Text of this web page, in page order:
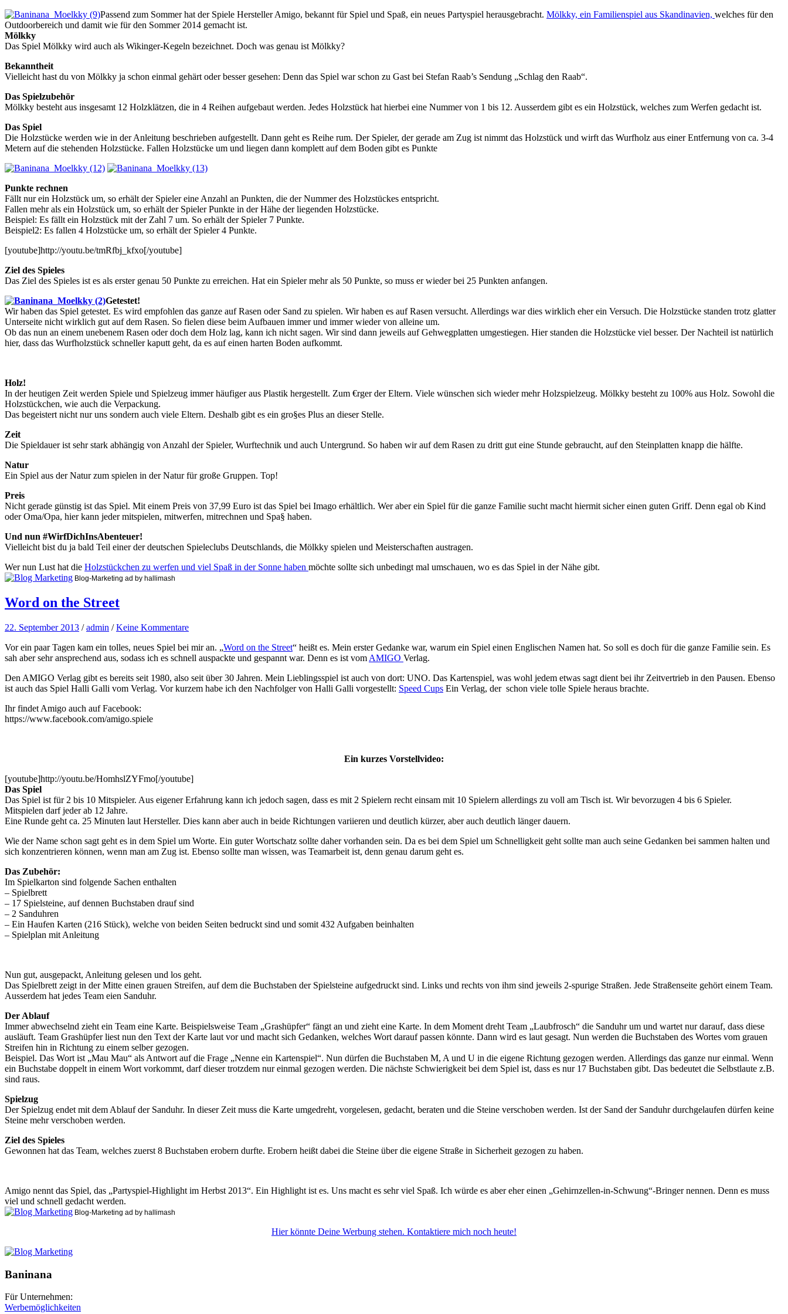
Passend zum Sommer hat der Spiele Hersteller Amigo, bekannt für Spiel und Spaß, ein neues Partyspiel herausgebracht. Mölkky, ein Familienspiel aus Skandinavien, welches für den
Outdoorbereich und damit wie für den Sommer 2014 gemacht ist.
Mölkky
Das Spiel Mölkky wird auch als Wikinger-Kegeln bezeichnet. Doch was genau ist Mölkky?
Bekanntheit
Vielleicht hast du von Mölkky ja schon einmal gehärt oder besser gesehen: Denn das Spiel war schon zu Gast bei Stefan Raab’s Sendung „Schlag den Raab“.
Das Spielzubehör
Mölkky besteht aus insgesamt 12 Holzklätzen, die in 4 Reihen aufgebaut werden. Jedes Holzstück hat hierbei eine Nummer von 1 bis 12. Ausserdem gibt es ein Holzstück, welches zum Werfen gedacht ist.
Das Spiel
Die Holzstücke werden wie in der Anleitung beschrieben aufgestellt. Dann geht es Reihe rum. Der Spieler, der gerade am Zug ist nimmt das Holzstück und wirft das Wurfholz aus einer Entfernung von ca. 3-4
Metern auf die stehenden Holzstücke. Fallen Holzstücke um und liegen dann komplett auf dem Boden gibt es Punkte
Punkte rechnen
Fällt nur ein Holzstück um, so erhält der Spieler eine Anzahl an Punkten, die der Nummer des Holzstückes entspricht.
Fallen mehr als ein Holzstück um, so erhält der Spieler Punkte in der Hähe der liegenden Holzstücke.
Beispiel: Es fällt ein Holzstück mit der Zahl 7 um. So erhält der Spieler 7 Punkte.
Beispiel2: Es fallen 4 Holzstücke um, so erhält der Spieler 4 Punkte.
[youtube]http://youtu.be/tmRfbj_kfxo[/youtube]
Ziel des Spieles
Das Ziel des Spieles ist es als erster genau 50 Punkte zu erreichen. Hat ein Spieler mehr als 50 Punkte, so muss er wieder bei 25 Punkten anfangen.
Getestet!
Wir haben das Spiel getestet. Es wird empfohlen das ganze auf Rasen oder Sand zu spielen. Wir haben es auf Rasen versucht. Allerdings war dies wirklich eher ein Versuch. Die Holzstücke standen trotz glatter
Unterseite nicht wirklich gut auf dem Rasen. So fielen diese beim Aufbauen immer und immer wieder von alleine um.
Ob das nun an einem unebenem Rasen oder doch dem Holz lag, kann ich nicht sagen. Wir sind dann jeweils auf Gehwegplatten umgestiegen. Hier standen die Holzstücke viel besser. Der Nachteil ist natürlich
hier, dass das Wurfholzstück schneller kaputt geht, da es auf einen harten Boden aufkommt.
Holz!
In der heutigen Zeit werden Spiele und Spielzeug immer häufiger aus Plastik hergestellt. Zum €rger der Eltern. Viele wünschen sich wieder mehr Holzspielzeug. Mölkky besteht zu 100% aus Holz. Sowohl die
Holzstückchen, wie auch die Verpackung.
Das begeistert nicht nur uns sondern auch viele Eltern. Deshalb gibt es ein gro§es Plus an dieser Stelle.
Zeit
Die Spieldauer ist sehr stark abhängig von Anzahl der Spieler, Wurftechnik und auch Untergrund. So haben wir auf dem Rasen zu dritt gut eine Stunde gebraucht, auf den Steinplatten knapp die hälfte.
Natur
Ein Spiel aus der Natur zum spielen in der Natur für große Gruppen. Top!
Preis
Nicht gerade günstig ist das Spiel. Mit einem Preis von 37,99 Euro ist das Spiel bei Imago erhältlich. Wer aber ein Spiel für die ganze Familie sucht macht hiermit sicher einen guten Griff. Denn egal ob Kind
oder Oma/Opa, hier kann jeder mitspielen, mitwerfen, mitrechnen und Spa§ haben.
Und nun #WirfDichInsAbenteuer!
Vielleicht bist du ja bald Teil einer der deutschen Spieleclubs Deutschlands, die Mölkky spielen und Meisterschaften austragen.
Wer nun Lust hat die Holzstückchen zu werfen und viel Spaß in der Sonne haben möchte sollte sich unbedingt mal umschauen, wo es das Spiel in der Nähe gibt.
Blog-Marketing ad by hallimash
Word on the Street
22. September 2013 /admin /Keine Kommentare
Vor ein paar Tagen kam ein tolles, neues Spiel bei mir an. „Word on the Street“ heißt es. Mein erster Gedanke war, warum ein Spiel einen Englischen Namen hat. So soll es doch für die ganze Familie sein. Es
sah aber sehr ansprechend aus, sodass ich es schnell auspackte und gespannt war. Denn es ist vom AMIGO Verlag.
Den AMIGO Verlag gibt es bereits seit 1980, also seit über 30 Jahren. Mein Lieblingsspiel ist auch von dort: UNO. Das Kartenspiel, was wohl jedem etwas sagt dient bei ihr Zeitvertrieb in den Pausen. Ebenso
ist auch das Spiel Halli Galli vom Verlag. Vor kurzem habe ich den Nachfolger von Halli Galli vorgestellt: Speed Cups Ein Verlag, der schon viele tolle Spiele heraus brachte.
Ihr findet Amigo auch auf Facebook:
https://www.facebook.com/amigo.spiele
Ein kurzes Vorstellvideo:
[youtube]http://youtu.be/HomhslZYFmo[/youtube]
Das Spiel
Das Spiel ist für 2 bis 10 Mitspieler. Aus eigener Erfahrung kann ich jedoch sagen, dass es mit 2 Spielern recht einsam mit 10 Spielern allerdings zu voll am Tisch ist. Wir bevorzugen 4 bis 6 Spieler.
Mitspielen darf jeder ab 12 Jahre.
Eine Runde geht ca. 25 Minuten laut Hersteller. Dies kann aber auch in beide Richtungen variieren und deutlich kürzer, aber auch deutlich länger dauern.
Wie der Name schon sagt geht es in dem Spiel um Worte. Ein guter Wortschatz sollte daher vorhanden sein. Da es bei dem Spiel um Schnelligkeit geht sollte man auch seine Gedanken bei sammen halten und
sich konzentrieren können, wenn man am Zug ist. Ebenso sollte man wissen, was Teamarbeit ist, denn genau darum geht es.
Das Zubehör:
Im Spielkarton sind folgende Sachen enthalten
– Spielbrett
– 17 Spielsteine, auf dennen Buchstaben drauf sind
– 2 Sanduhren
– Ein Haufen Karten (216 Stück), welche von beiden Seiten bedruckt sind und somit 432 Aufgaben beinhalten
– Spielplan mit Anleitung
Nun gut, ausgepackt, Anleitung gelesen und los geht.
Das Spielbrett zeigt in der Mitte einen grauen Streifen, auf dem die Buchstaben der Spielsteine aufgedruckt sind. Links und rechts von ihm sind jeweils 2-spurige Straßen. Jede Straßenseite gehört einem Team.
Ausserdem hat jedes Team eien Sanduhr.
Der Ablauf
Immer abwechselnd zieht ein Team eine Karte. Beispielsweise Team „Grashüpfer“ fängt an und zieht eine Karte. In dem Moment dreht Team „Laubfrosch“ die Sanduhr um und wartet nur darauf, dass diese
ausläuft. Team Grashüpfer liest nun den Text der Karte laut vor und macht sich Gedanken, welches Wort darauf passen könnte. Dann wird es laut gesagt. Nun werden die Buchstaben des Wortes vom grauen
Streifen hin in Richtung zu einem selber gezogen.
Beispiel. Das Wort ist „Mau Mau“ als Antwort auf die Frage „Nenne ein Kartenspiel“. Nun dürfen die Buchstaben M, A und U in die eigene Richtung gezogen werden. Allerdings das ganze nur einmal. Wenn
ein Buchstabe doppelt in einem Wort vorkommt, darf dieser trotzdem nur einmal gezogen werden. Die nächste Schwierigkeit bei dem Spiel ist, dass es nur 17 Buchstaben gibt. Das bedeutet die Selbstlaute z.B.
sind raus.
Spielzug
Der Spielzug endet mit dem Ablauf der Sanduhr. In dieser Zeit muss die Karte umgedreht, vorgelesen, gedacht, beraten und die Steine verschoben werden. Ist der Sand der Sanduhr durchgelaufen dürfen keine
Steine mehr verschoben werden.
Ziel des Spieles
Gewonnen hat das Team, welches zuerst 8 Buchstaben erobern durfte. Erobern heißt dabei die Steine über die eigene Straße in Sicherheit gezogen zu haben.
Amigo nennt das Spiel, das „Partyspiel-Highlight im Herbst 2013“. Ein Highlight ist es. Uns macht es sehr viel Spaß. Ich würde es aber eher einen „Gehirnzellen-in-Schwung“-Bringer nennen. Denn es muss
viel und schnell gedacht werden.
Blog-Marketing ad by hallimash
Hier könnte Deine Werbung stehen. Kontaktiere mich noch heute!
Baninana
Für Unternehmen:
Werbemöglichkeiten